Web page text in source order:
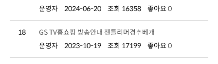
운영자
2024-06-20 조회 16358 좋아요 0
18
GS TV홈쇼핑 방송안내 젠틀리머경추베개
운영자
2023-10-19 조회 17199 좋아요 0